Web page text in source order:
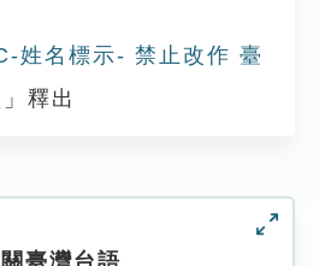
姓名標示- 禁止改作 臺
」釋出
臺灣台語